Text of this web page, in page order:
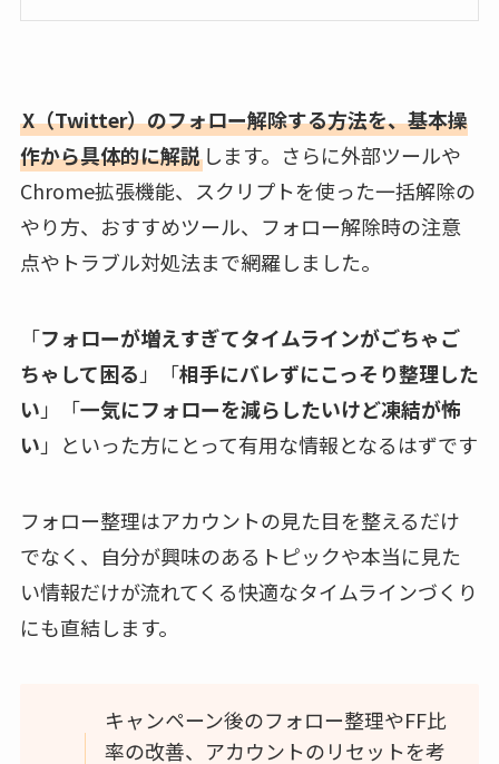
X（Twitter）のフォロー解除する方法を、基本操
作から具体的に解説します。さらに外部ツールや
Chrome拡張機能、スクリプトを使った一括解除の
やり方、おすすめツール、フォロー解除時の注意
点やトラブル対処法まで網羅しました。
「フォローが増えすぎてタイムラインがごちゃご
ちゃして困る 」「相手にバレずにこっそり整理した
い 」「一気にフォローを減らしたいけど凍結が怖
い 」といった方にとって有用な情報となるはずです
フォロー整理はアカウントの見た目を整えるだけ
でなく、自分が興味のあるトピックや本当に見た
い情報だけが流れてくる快適なタイムラインづくり
にも直結します。
キャンペーン後のフォロー整理やFF比
率の改善、アカウントのリセットを考